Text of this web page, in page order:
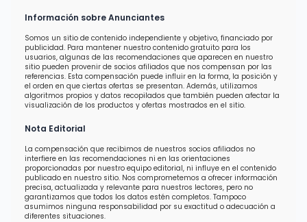
Información sobre Anunciantes
Somos un sitio de contenido independiente y objetivo, financiado por
publicidad. Para mantener nuestro contenido gratuito para los
usuarios, algunas de las recomendaciones que aparecen en nuestro
sitio pueden provenir de socios afiliados que nos compensan por las
referencias. Esta compensación puede influir en la forma, la posición y
el orden en que ciertas ofertas se presentan. Además, utilizamos
algoritmos propios y datos recopilados que también pueden afectar la
visualización de los productos y ofertas mostrados en el sitio.
Nota Editorial
La compensación que recibimos de nuestros socios afiliados no
interfiere en las recomendaciones ni en las orientaciones
proporcionadas por nuestro equipo editorial, ni influye en el contenido
publicado en nuestro sitio. Nos comprometemos a ofrecer información
precisa, actualizada y relevante para nuestros lectores, pero no
garantizamos que todos los datos estén completos. Tampoco
asumimos ninguna responsabilidad por su exactitud o adecuación a
diferentes situaciones.